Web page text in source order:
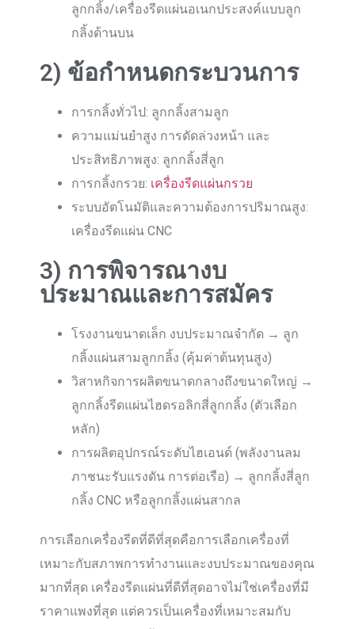
ลูกกลิ้ง/เครื่องรีดแผ่นอเนกประสงค์แบบลูก
กลิ้งด้านบน
2) ข้อกำหนดกระบวนการ
การกลิ้งทั่วไป: ลูกกลิ้งสามลูก
ความแม่นยำสูง การดัดล่วงหน้า และ
ประสิทธิภาพสูง: ลูกกลิ้งสี่ลูก
การกลิ้งกรวย: เครื่องรีดแผ่นกรวย
ระบบอัตโนมัติและความต้องการปริมาณสูง:
เครื่องรีดแผ่น CNC
3) การพิจารณางบ
ประมาณและการสมัคร
โรงงานขนาดเล็ก งบประมาณจำกัด → ลูก
กลิ้งแผ่นสามลูกกลิ้ง (คุ้มค่าต้นทุนสูง)
วิสาหกิจการผลิตขนาดกลางถึงขนาดใหญ่ →
ลูกกลิ้งรีดแผ่นไฮดรอลิกสี่ลูกกลิ้ง (ตัวเลือก
หลัก)
การผลิตอุปกรณ์ระดับไฮเอนด์ (พลังงานลม
ภาชนะรับแรงดัน การต่อเรือ) → ลูกกลิ้งสี่ลูก
กลิ้ง CNC หรือลูกกลิ้งแผ่นสากล
การเลือกเครื่องรีดที่ดีที่สุดคือการเลือกเครื่องที่
เหมาะกับสภาพการทำงานและงบประมาณของคุณ
มากที่สุด เครื่องรีดแผ่นที่ดีที่สุดอาจไม่ใช่เครื่องที่มี
ราคาแพงที่สุด แต่ควรเป็นเครื่องที่เหมาะสมกับ